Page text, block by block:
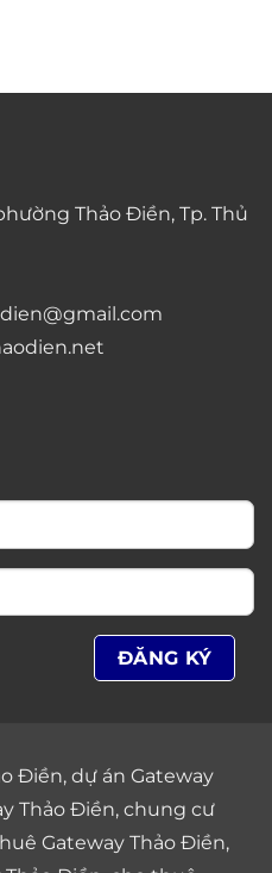
Thảo Điền, Tp. Thủ
Điền, dự án Gateway
Thảo Điền, chung cư
Gateway Thảo Điền,